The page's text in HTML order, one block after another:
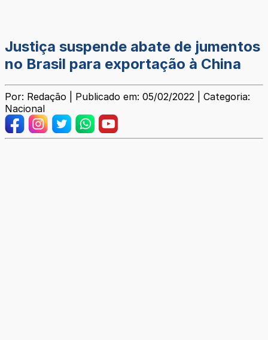
Justiça suspende abate de jumentos
no Brasil para exportação à China
Por: Redação | Publicado em: 05/02/2022 | Categoria:
Nacional